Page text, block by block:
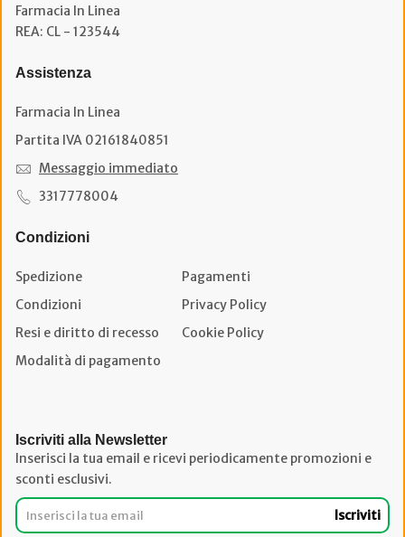
Farmacia In Linea
REA: CL - 123544
Assistenza
Farmacia In Linea
Partita IVA 02161840851
Messaggio immediato
3317778004
Condizioni
Spedizione
Pagamenti
Condizioni
Privacy Policy
Resi e diritto di recesso
Cookie Policy
Modalità di pagamento
Iscriviti alla Newsletter
Inserisci la tua email e ricevi periodicamente promozioni e
sconti esclusivi.
Iscriviti